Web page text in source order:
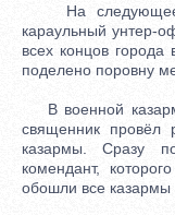
На следующее
караульный унтер-
всех концов города
поделено поровну
В военной
священник провёл
казармы. Сразу
комендант,
обошли все казармы